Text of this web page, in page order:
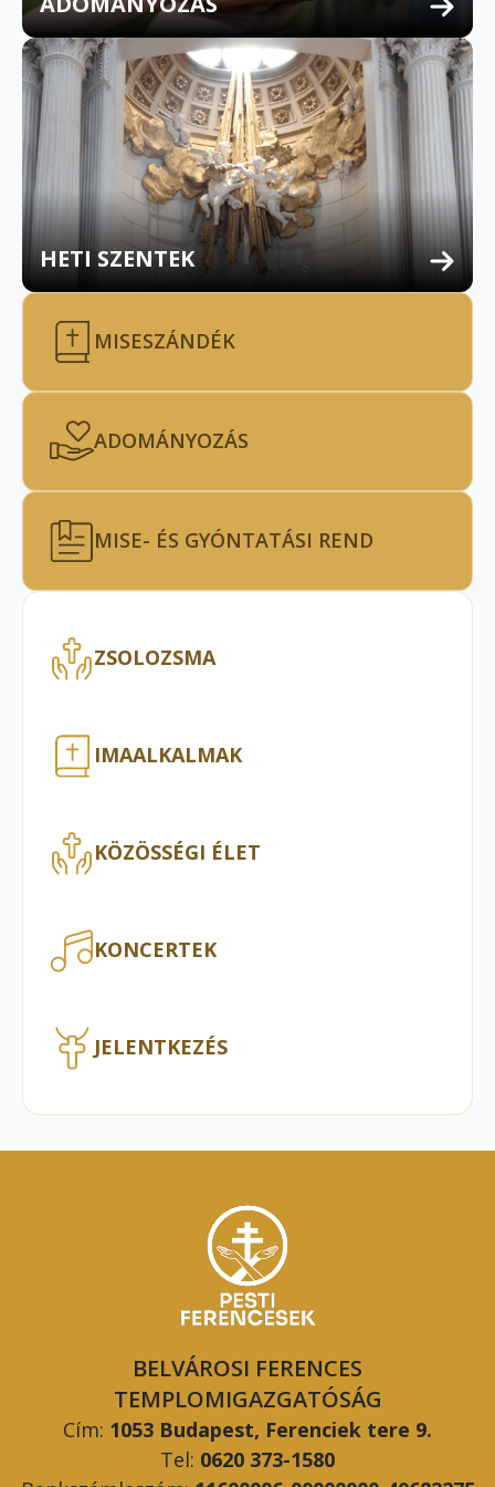
HETI SZENTEK
MISESZÁNDÉK
ADOMÁNYOZÁS
MISE- ÉS GYÓNTATÁSI REND
ZSOLOZSMA
IMAALKALMAK
KÖZÖSSÉGI ÉLET
KONCERTEK
JELENTKEZÉS
BELVÁROSI FERENCES
TEMPLOMIGAZGATÓSÁG
Cím: 1053 Budapest, Ferenciek tere 9.
Tel: 0620 373-1580